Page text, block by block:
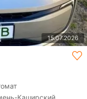
15.07.2026
Каширский